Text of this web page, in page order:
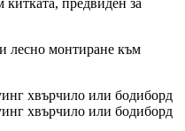
лесно монтиране към